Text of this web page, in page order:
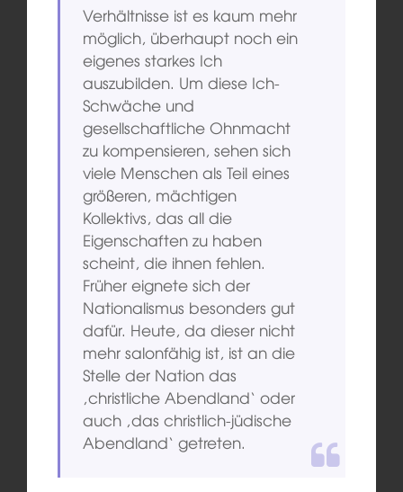
Verhältnisse ist es kaum mehr
möglich, überhaupt noch ein
eigenes starkes Ich
auszubilden. Um diese Ich-
Schwäche und
gesellschaftliche Ohnmacht
zu kompensieren, sehen sich
viele Menschen als Teil eines
größeren, mächtigen
Kollektivs, das all die
Eigenschaften zu haben
scheint, die ihnen fehlen.
Früher eignete sich der
Nationalismus besonders gut
dafür. Heute, da dieser nicht
mehr salonfähig ist, ist an die
Stelle der Nation das
‚christliche Abendland‘ oder
auch ‚das christlich-jüdische
Abendland‘ getreten.